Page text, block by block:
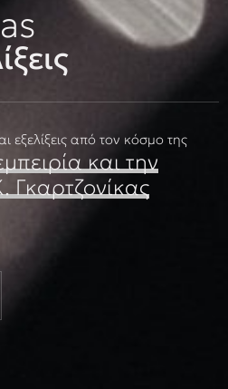
εξελίξεις από τον κόσμο της
και την
Γκαρτζονίκας